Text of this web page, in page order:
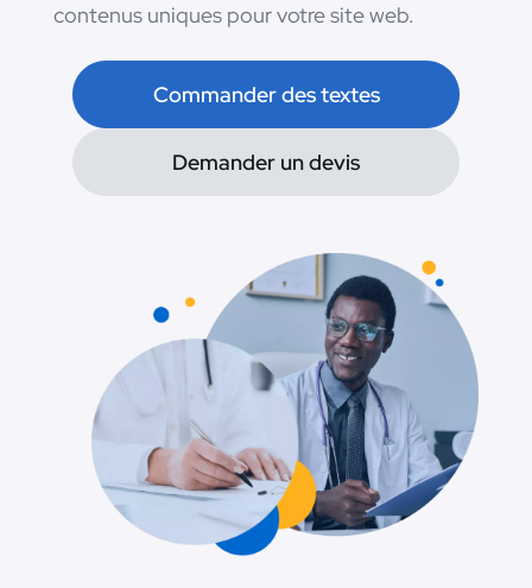
contenus uniques pour votre site web.
Commander des textes
Demander un devis